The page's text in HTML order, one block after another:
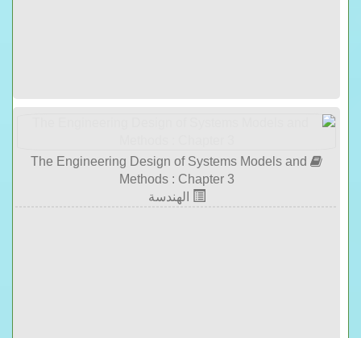
The Engineering Design of Systems Models and
Methods : Chapter 3
الهندسة